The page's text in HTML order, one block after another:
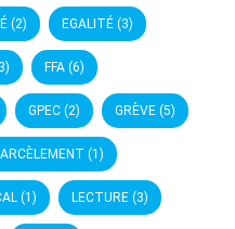
(2) EGALITÉ (3)
FFA (6)
GPEC (2) GRÈVE (5)
(1)
(1) LECTURE (3)